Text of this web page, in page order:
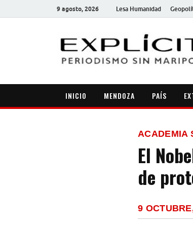
9 agosto, 2026 Lesa Humanidad
INICIO MENDOZA PAÍS
ACADEMIA
El
de
9